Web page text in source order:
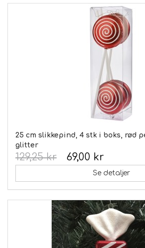
25 cm slikkepind, 4 stk i boks, rød
glitter
69,00 kr
129,25 kr
Se detaljer